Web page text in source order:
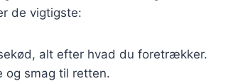
de vigtigste:
alt efter hvad du foretrækker.
og smag til retten.